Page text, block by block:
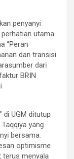
penyanyi
utama.
“Peran
dan transisi
dari
BRIN
di UGM ditutup
yang
bersama.
optimisme
terus menyala